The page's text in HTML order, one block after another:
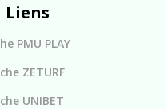
Liens
PMU PLAY
ZETURF
UNIBET